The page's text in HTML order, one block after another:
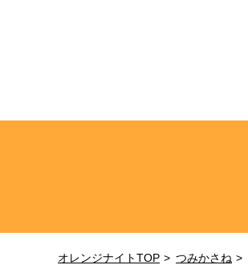
オレンジナイトTOP つみかさね